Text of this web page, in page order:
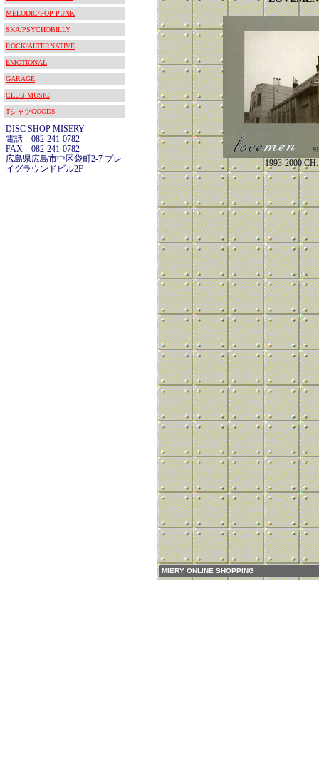
MELODIC/POP PUNK
SKA/PSYCHOBILLY
ROCK/ALTERNATIVE
EMOTIONAL
GARAGE
CLUB MUSIC
TシャツGOODS
DISC SHOP MISERY
電話 082-241-0782
FAX 082-241-0782
広島県広島市中区袋町2-7 プレ
イグラウンドビル2F
1993-2000
MIERY ONLINE SHOPPING